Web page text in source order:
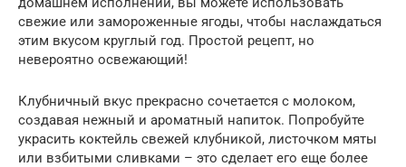
свежие или замороженные ягоды, чтобы наслаждаться
этим вкусом круглый год. Простой рецепт, но
невероятно освежающий!
Клубничный вкус прекрасно сочетается с молоком,
создавая нежный и ароматный напиток. Попробуйте
украсить коктейль свежей клубникой, листочком мяты
или взбитыми сливками – это сделает его еще более